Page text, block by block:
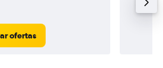
ofertas
de